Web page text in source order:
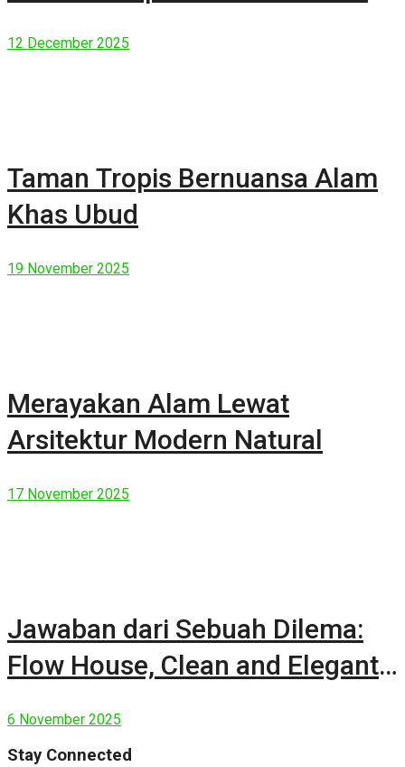
12 December 2025
Taman Tropis Bernuansa Alam
Khas Ubud
19 November 2025
Merayakan Alam Lewat
Arsitektur Modern Natural
17 November 2025
Jawaban dari Sebuah Dilema:
Flow House, Clean and Elegant
6 November 2025
Stay Connected